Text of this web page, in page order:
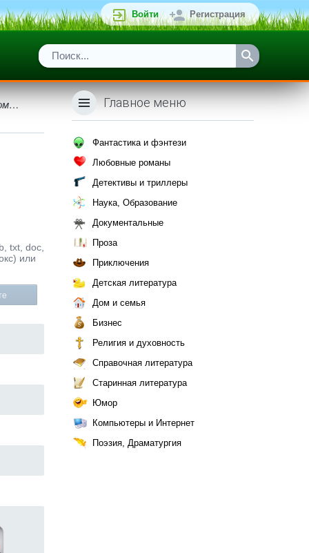
Войти Регистрация
txt, doc,
или
Главное меню
Фантастика и фэнтези
Любовные романы
Детективы и триллеры
Наука, Образование
Документальные
Проза
Приключения
Детская литература
Дом и семья
Бизнес
Религия и духовность
Справочная литература
Старинная литература
Юмор
Компьютеры и Интернет
Поэзия, Драматургия